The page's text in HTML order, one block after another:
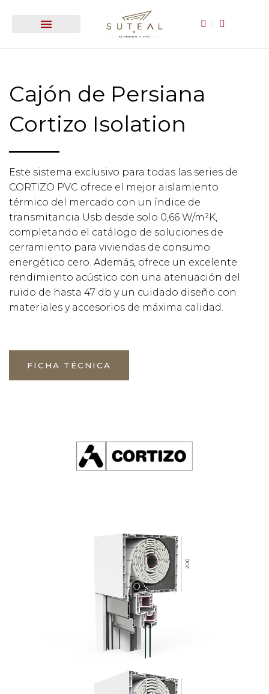
Cajón de Persiana
Cortizo Isolation
Este sistema exclusivo para todas las series de
CORTIZO PVC ofrece el mejor aislamiento
térmico del mercado con un índice de
transmitancia Usb desde solo 0,66 W/m²K,
completando el catálogo de soluciones de
cerramiento para viviendas de consumo
energético cero. Además, ofrece un excelente
rendimiento acústico con una atenuación del
ruido de hasta 47 db y un cuidado diseño con
materiales y accesorios de máxima calidad.
FICHA TÉCNICA